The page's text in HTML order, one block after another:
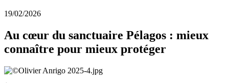
19/02/2026
Au cœur du sanctuaire Pélagos : mieux
connaître pour mieux protéger